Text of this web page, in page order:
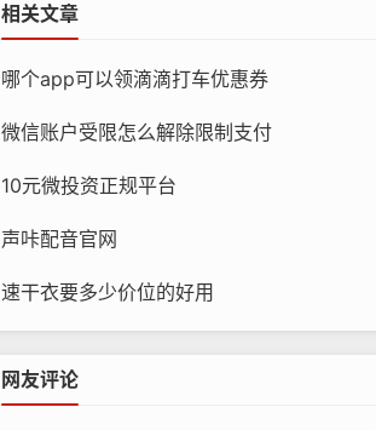
相关文章
哪个app可以领滴滴打车优惠券
微信账户受限怎么解除限制支付
10元微投资正规平台
声咔配音官网
速干衣要多少价位的好用
网友评论